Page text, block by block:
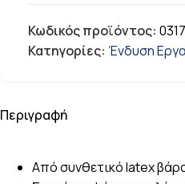
Κωδικός προϊόντος:
Κατηγορίες: Ένδυση
Περιγραφή
Από συνθετικό latex